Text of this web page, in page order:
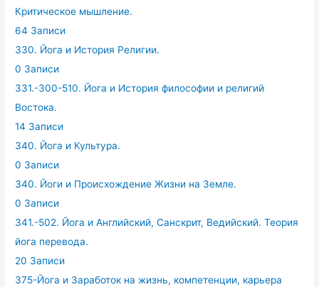
Критическое мышление.
64 Записи
330. Йога и История Религии.
0 Записи
331.-300-510. Йога и История философии и религий
Востока.
14 Записи
340. Йога и Культура.
0 Записи
340. Йоги и Происхождение Жизни на Земле.
0 Записи
341.-502. Йога и Английский, Санскрит, Ведийский. Теория
йога перевода.
20 Записи
375-Йога и Заработок на жизнь, компетенции, карьера